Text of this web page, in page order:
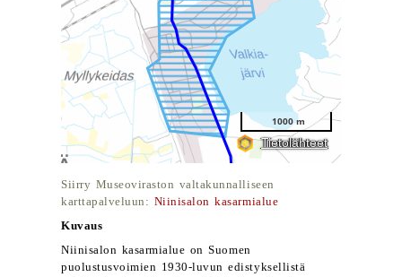
Siirry Museoviraston valtakunnalliseen
karttapalveluun: Niinisalon kasarmialue
Kuvaus
Niinisalon kasarmialue on Suomen
puolustusvoimien 1930-luvun edistyksellistä